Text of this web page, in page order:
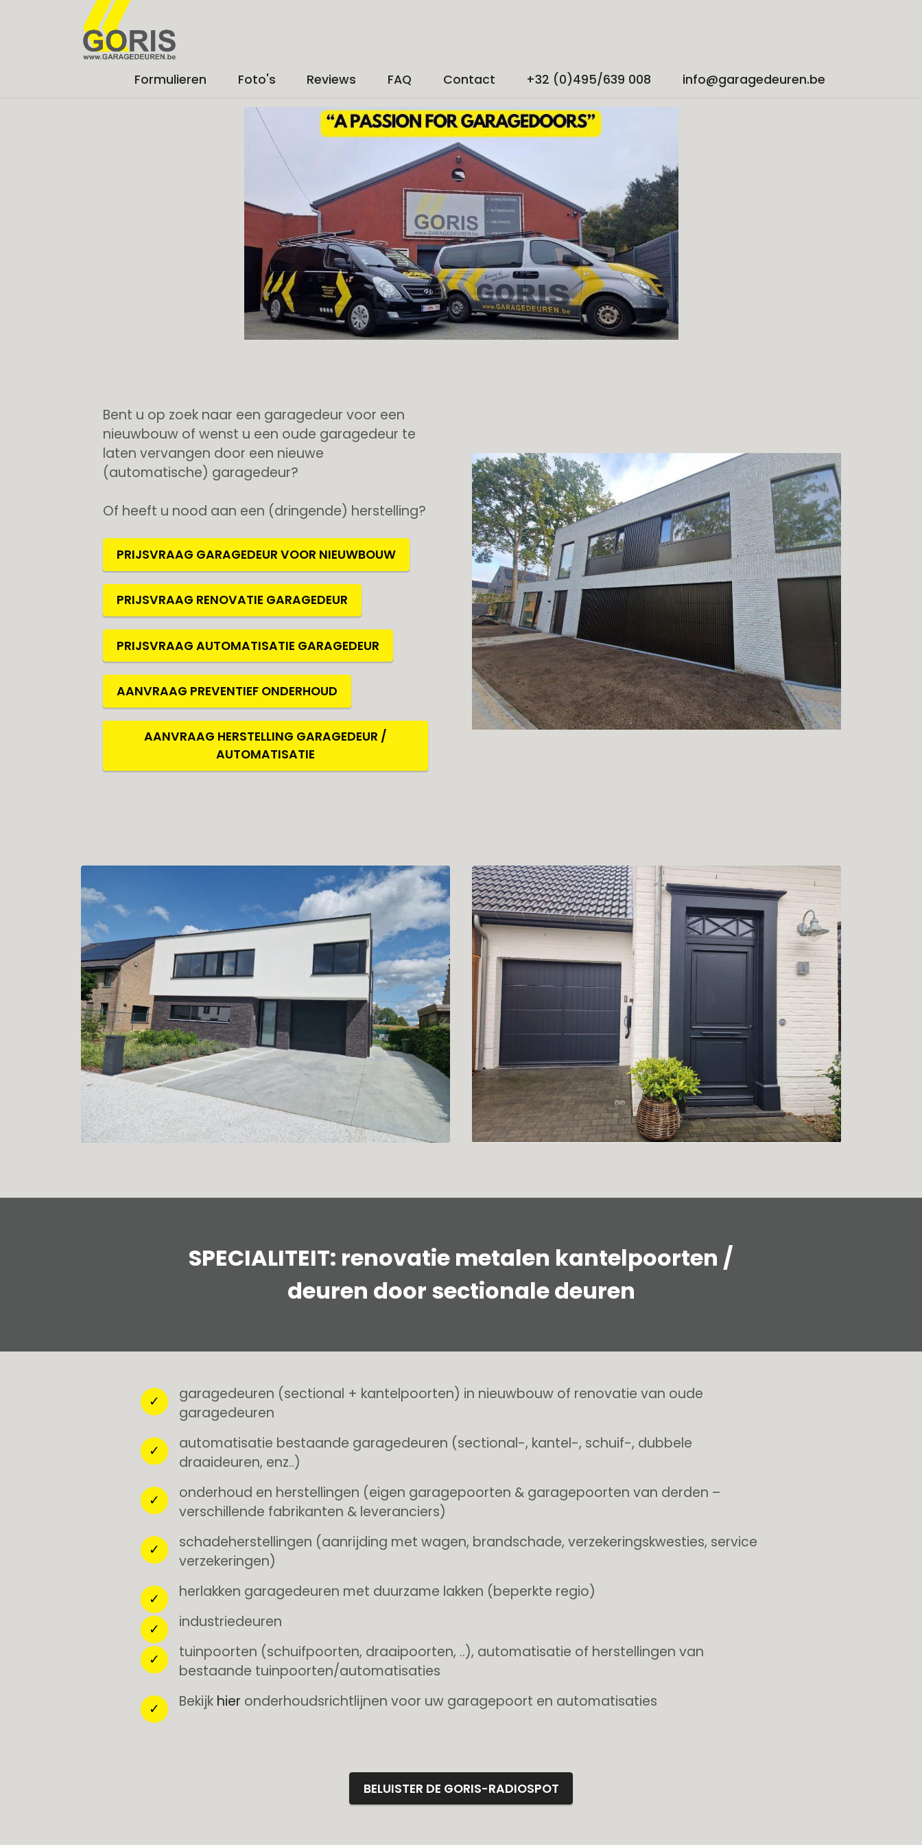
Formulieren Foto's Reviews FAQ Contact +32 (0)495/639 008 info@garagedeuren.be
Bent u op zoek naar een garagedeur voor een
nieuwbouw of wenst u een oude garagedeur te
laten vervangen door een nieuwe
(automatische) garagedeur?
Of heeft u nood aan een (dringende) herstelling?
PRIJSVRAAG GARAGEDEUR VOOR NIEUWBOUW
PRIJSVRAAG RENOVATIE GARAGEDEUR
PRIJSVRAAG AUTOMATISATIE GARAGEDEUR
AANVRAAG PREVENTIEF ONDERHOUD
AANVRAAG HERSTELLING GARAGEDEUR /
AUTOMATISATIE
SPECIALITEIT: renovatie metalen kantelpoorten /
deuren door sectionale deuren
garagedeuren (sectional + kantelpoorten) in nieuwbouw of renovatie van oude
garagedeuren
automatisatie bestaande garagedeuren (sectional-, kantel-, schuif-, dubbele
draaideuren, enz..)
onderhoud en herstellingen (eigen garagepoorten & garagepoorten van derden –
verschillende fabrikanten & leveranciers)
schadeherstellingen (aanrijding met wagen, brandschade, verzekeringskwesties, service
verzekeringen)
herlakken garagedeuren met duurzame lakken (beperkte regio)
industriedeuren
tuinpoorten (schuifpoorten, draaipoorten, ..), automatisatie of herstellingen van
bestaande tuinpoorten/automatisaties
Bekijk hier onderhoudsrichtlijnen voor uw garagepoort en automatisaties
BELUISTER DE GORIS-RADIOSPOT